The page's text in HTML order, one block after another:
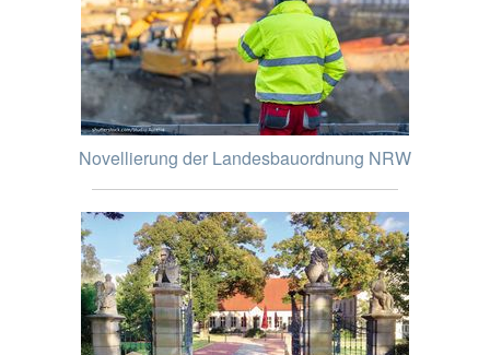
Novellierung der Landesbauordnung NRW